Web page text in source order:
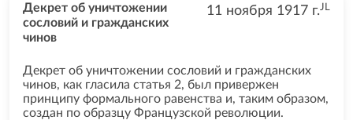
11 ноября 1917 г.JL
Декрет об уничтожении
сословий и гражданских
чинов
Декрет об уничтожении сословий и гражданских
чинов, как гласила статья 2, был привержен
принципу формального равенства и, таким образом,
создан по образцу Французской революции.